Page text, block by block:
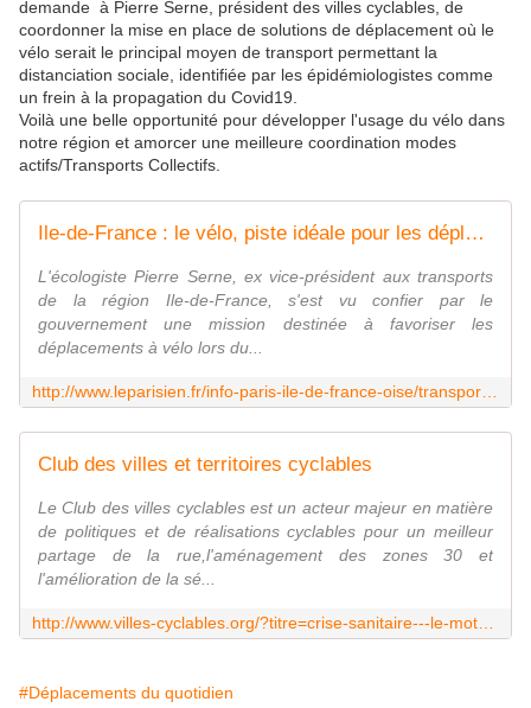
demande à Pierre Serne, président des villes cyclables, de
coordonner la mise en place de solutions de déplacement où le
vélo serait le principal moyen de transport permettant la
distanciation sociale, identifiée par les épidémiologistes comme
un frein à la propagation du Covid19.
Voilà une belle opportunité pour développer l'usage du vélo dans
notre région et amorcer une meilleure coordination modes
actifs/Transports Collectifs.
Ile-de-France : le vélo, piste idéale pour les déplacements après le confinement ?
L'écologiste Pierre Serne, ex vice-président aux transports
de la région Ile-de-France, s'est vu confier par le
gouvernement une mission destinée à favoriser les
déplacements à vélo lors du...
Club des villes et territoires cyclables
Le Club des villes cyclables est un acteur majeur en matière
de politiques et de réalisations cyclables pour un meilleur
partage de la rue,l'aménagement des zones 30 et
l'amélioration de la sé...
#Déplacements du quotidien